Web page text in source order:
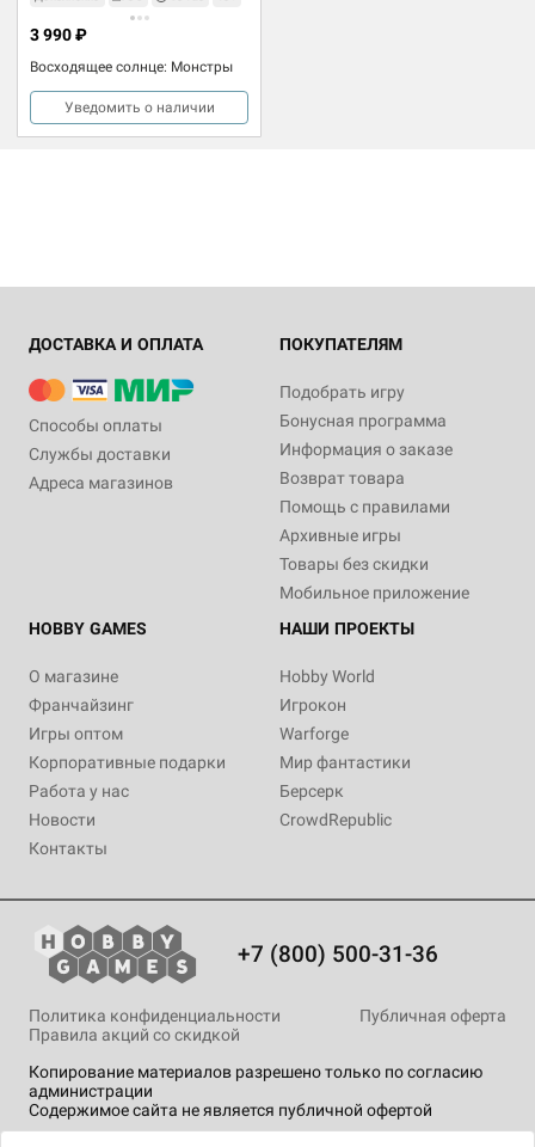
Восходящее солнце: Монстры
3 990 ₽
Уведомить о наличии
ДОСТАВКА И ОПЛАТА
Способы оплаты
Службы доставки
Адреса магазинов
ПОКУПАТЕЛЯМ
Подобрать игру
Бонусная программа
Информация о заказе
Возврат товара
Помощь с правилами
Архивные игры
Товары без скидки
Мобильное приложение
HOBBY GAMES
О магазине
Франчайзинг
Игры оптом
Корпоративные подарки
Работа у нас
Новости
Контакты
НАШИ ПРОЕКТЫ
Hobby World
Игрокон
Warforge
Мир фантастики
Берсерк
CrowdRepublic
+7 (800) 500-31-36
Копирование материалов разрешено только по согласию
администрации
Содержимое сайта не является публичной офертой
Политика конфиденциальности
Публичная оферта
Правила акций со скидкой